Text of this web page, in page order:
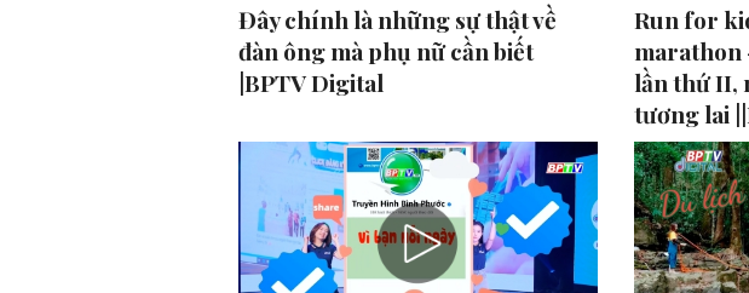
Đây chính là những sự thật về
đàn ông mà phụ nữ cần biết
|BPTV Digital
Run for
lần thứ II,
tương lai